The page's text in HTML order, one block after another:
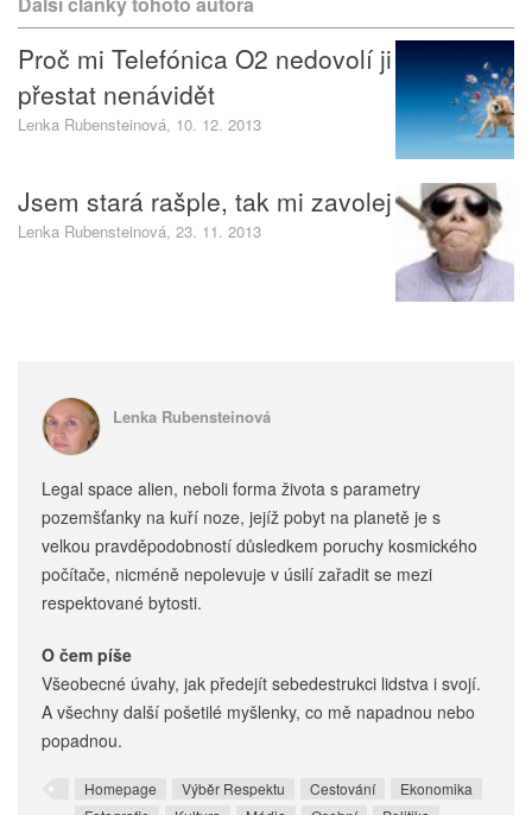
Proč mi Telefónica O2 nedovolí ji
přestat nenávidět
Lenka Rubensteinová, 10. 12. 2013
Jsem stará rašple, tak mi zavolej
Lenka Rubensteinová, 23. 11. 2013
Lenka Rubensteinová
Legal space alien, neboli forma života s parametry
pozemšťanky na kuří noze, jejíž pobyt na planetě je s
velkou pravděpodobností důsledkem poruchy kosmického
počítače, nicméně nepolevuje v úsilí zařadit se mezi
respektované bytosti.
O čem píše
Všeobecné úvahy, jak předejít sebedestrukci lidstva i svojí.
A všechny další pošetilé myšlenky, co mě napadnou nebo
popadnou.
Homepage Výběr Respektu Cestování
Ekonomika